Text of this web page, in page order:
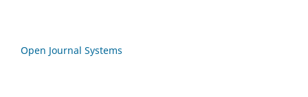
Open Journal Systems